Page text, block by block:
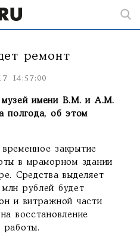
ремонт
14:57:00
музей имени В.М. и А.М.
полгода, об этом
закрытие
в мраморном здании
Средства выделяет
рублей будет
и витражной части
восстановление
работы.